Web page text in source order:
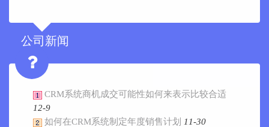
公司新闻
CRM系统商机成交可能性如何来表示比较合适
12-9
如何在CRM系统制定年度销售计划
11-30